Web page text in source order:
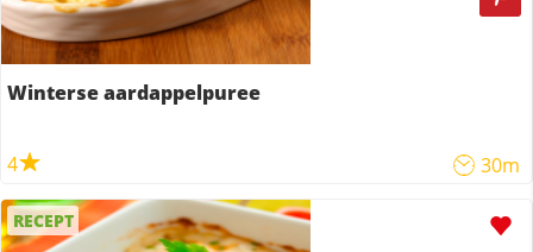
Winterse aardappelpuree
4 30m
RECEPT